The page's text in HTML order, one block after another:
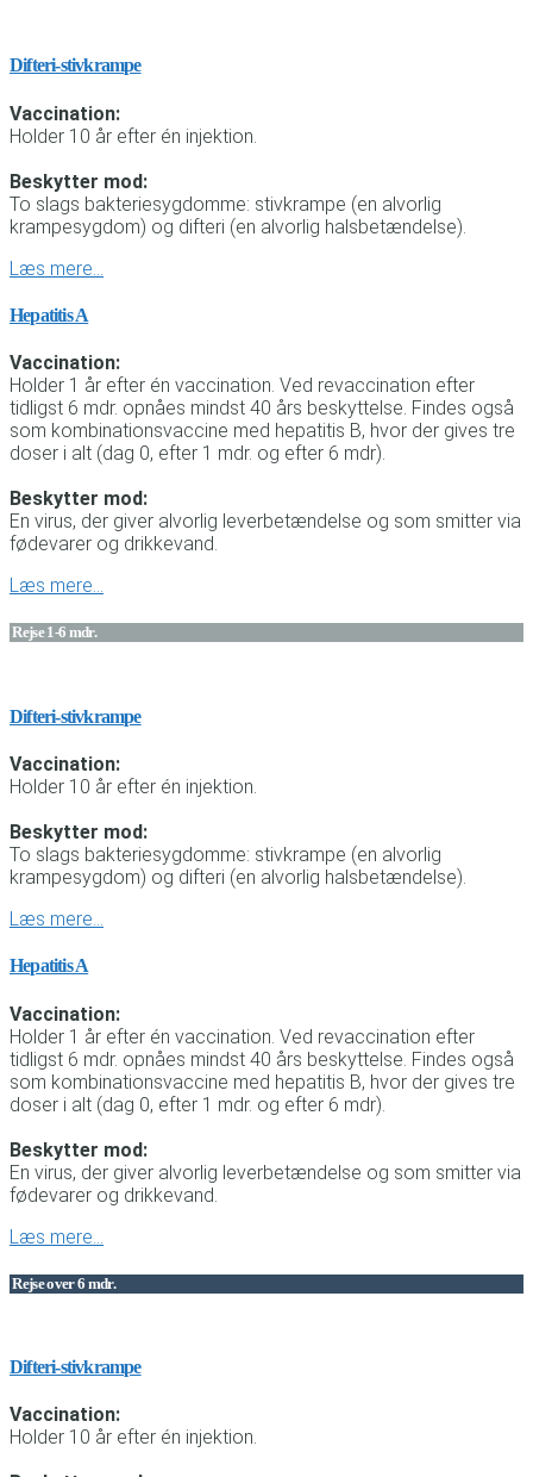
Difteri-stivkrampe
Vaccination:
Holder 10 år efter én injektion.
Beskytter mod:
To slags bakteriesygdomme: stivkrampe (en alvorlig
krampesygdom) og difteri (en alvorlig halsbetændelse).
Læs mere…
Hepatitis A
Vaccination:
Holder 1 år efter én vaccination. Ved revaccination efter
tidligst 6 mdr. opnåes mindst 40 års beskyttelse. Findes også
som kombinationsvaccine med hepatitis B, hvor der gives tre
doser i alt (dag 0, efter 1 mdr. og efter 6 mdr).
Beskytter mod:
En virus, der giver alvorlig leverbetændelse og som smitter via
fødevarer og drikkevand.
Læs mere…
Rejse 1-6 mdr.
Difteri-stivkrampe
Vaccination:
Holder 10 år efter én injektion.
Beskytter mod:
To slags bakteriesygdomme: stivkrampe (en alvorlig
krampesygdom) og difteri (en alvorlig halsbetændelse).
Læs mere…
Hepatitis A
Vaccination:
Holder 1 år efter én vaccination. Ved revaccination efter
tidligst 6 mdr. opnåes mindst 40 års beskyttelse. Findes også
som kombinationsvaccine med hepatitis B, hvor der gives tre
doser i alt (dag 0, efter 1 mdr. og efter 6 mdr).
Beskytter mod:
En virus, der giver alvorlig leverbetændelse og som smitter via
fødevarer og drikkevand.
Læs mere…
Rejse over 6 mdr.
Difteri-stivkrampe
Vaccination:
Holder 10 år efter én injektion.